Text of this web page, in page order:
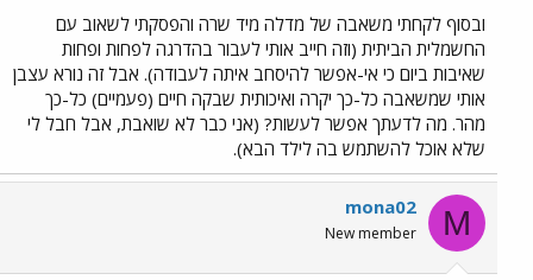
ובסוף לקחתי משאבה של מדלה מיד שרה והפסקתי לשאוב עם
החשמלית הביתית (וזה חייב אותי לעבור בהדרגה לפחות ופחות
שאיבות ביום כי אי-אפשר להיסחב איתה לעבודה). אבל זה נורא עצבן
אותי שמשאבה כל-כך יקרה ואיכותית שבקה חיים (פעמיים) כל-כך
מהר. מה לדעתך אפשר לעשות? (אני כבר לא שואבת, אבל חבל לי
שלא אוכל להשתמש בה לילד הבא).
M
mona02
New member